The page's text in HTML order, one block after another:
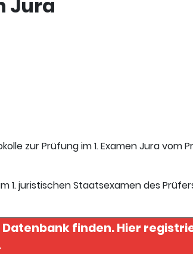
Jura
zur Prüfung im 1. Examen Jura vom
juristischen Staatsexamen des
finden. Hier registrieren und